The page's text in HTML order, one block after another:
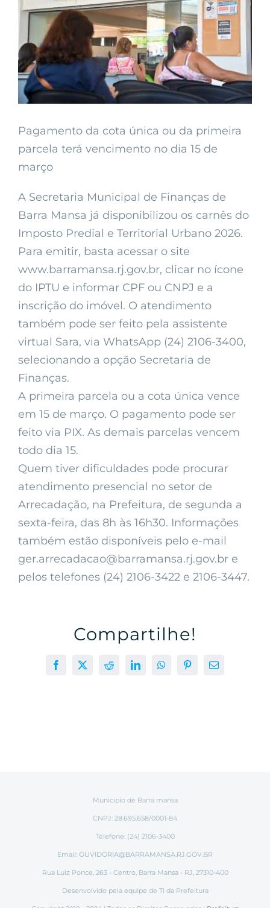
Pagamento da cota única ou da primeira
parcela terá vencimento no dia 15 de
março
A Secretaria Municipal de Finanças de
Barra Mansa já disponibilizou os carnês do
Imposto Predial e Territorial Urbano 2026.
Para emitir, basta acessar o site
www.barramansa.rj.gov.br, clicar no ícone
do IPTU e informar CPF ou CNPJ e a
inscrição do imóvel. O atendimento
também pode ser feito pela assistente
virtual Sara, via WhatsApp (24) 2106-3400,
selecionando a opção Secretaria de
Finanças.
A primeira parcela ou a cota única vence
em 15 de março. O pagamento pode ser
feito via PIX. As demais parcelas vencem
todo dia 15.
Quem tiver dificuldades pode procurar
atendimento presencial no setor de
Arrecadação, na Prefeitura, de segunda a
sexta-feira, das 8h às 16h30. Informações
também estão disponíveis pelo e-mail
ger.arrecadacao@barramansa.rj.gov.br e
pelos telefones (24) 2106-3422 e 2106-3447.
Compartilhe!
Facebook
X RedditLinkedInWhatsAppPinterest
E-
Município de Barra mansa
CNPJ: 28.695.658/0001-84
Telefone: (24) 2106-3400
Email: OUVIDORIA@BARRAMANSA.RJ.GOV.BR
Rua Luiz Ponce, 263 - Centro, Barra Mansa - RJ, 27310-400
Desenvolvido pela equipe de TI da Prefeitura